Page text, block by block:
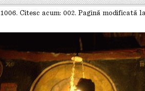
1006. Citesc acum: 002. Pagină modificată